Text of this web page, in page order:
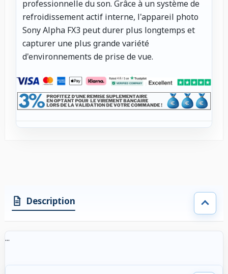
professionnelle du son. Grâce à un système de
refroidissement actif interne, l'appareil photo
Sony Alpha FX3 peut durer plus longtemps et
capturer une plus grande variété
d'environnements de prise de vue.
Description
...